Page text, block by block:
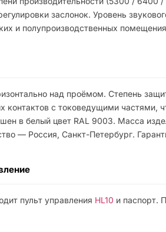
заслонок. Уровень
и полупроизводственных
над проёмом. Степень
контактов с токоведущими
в белый цвет RAL 9003. Масса
— Россия, Санкт-Петербург.
пульт управления HL10 и паспорт.